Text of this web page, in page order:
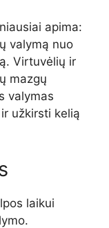
apima:
valymą nuo
Virtuvėlių ir
mazgų
valymas
užkirsti kelią
laikui